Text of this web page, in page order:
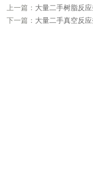
上一篇： 大量二手树脂反
下一篇： 大量二手真空反